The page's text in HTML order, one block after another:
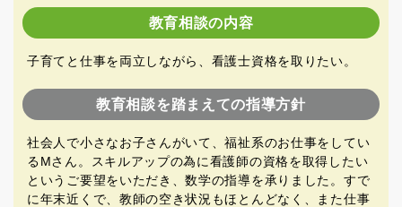
教育相談の内容
子育てと仕事を両立しながら、看護士資格を取りたい。
教育相談を踏まえての指導方針
社会人で小さなお子さんがいて、福祉系のお仕事をしてい
るMさん。スキルアップの為に看護師の資格を取得したい
というご要望をいただき、数学の指導を承りました。すで
に年末近くで、教師の空き状況もほとんどなく、また仕事